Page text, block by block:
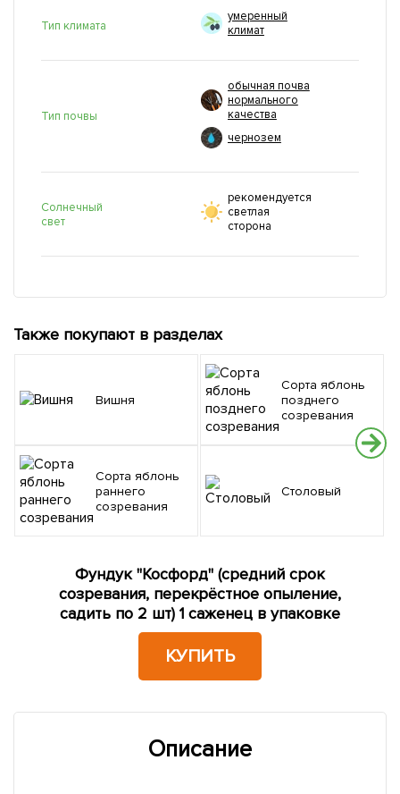
Тип климата
умеренный
климат
Тип почвы
обычная почва
нормального
качества
чернозем
Солнечный
свет
рекомендуется
светлая
сторона
Также покупают в разделах
Вишня
Сорта яблонь
раннего
созревания
Сорта яблонь
позднего
созревания
Столовый
Фундук "Косфорд" (средний срок
созревания, перекрёстное опыление,
садить по 2 шт) 1 саженец в упаковке
КУПИТЬ
Описание